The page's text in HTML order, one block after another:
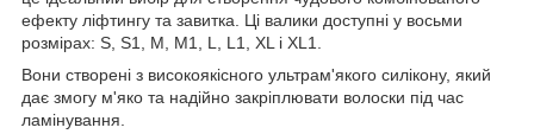
ефекту ліфтингу та завитка. Ці валики доступні у восьми
розмірах: S, S1, M, M1, L, L1, XL і XL1.
Вони створені з високоякісного ультрам'якого силікону, який
дає змогу м'яко та надійно закріплювати волоски під час
ламінування.